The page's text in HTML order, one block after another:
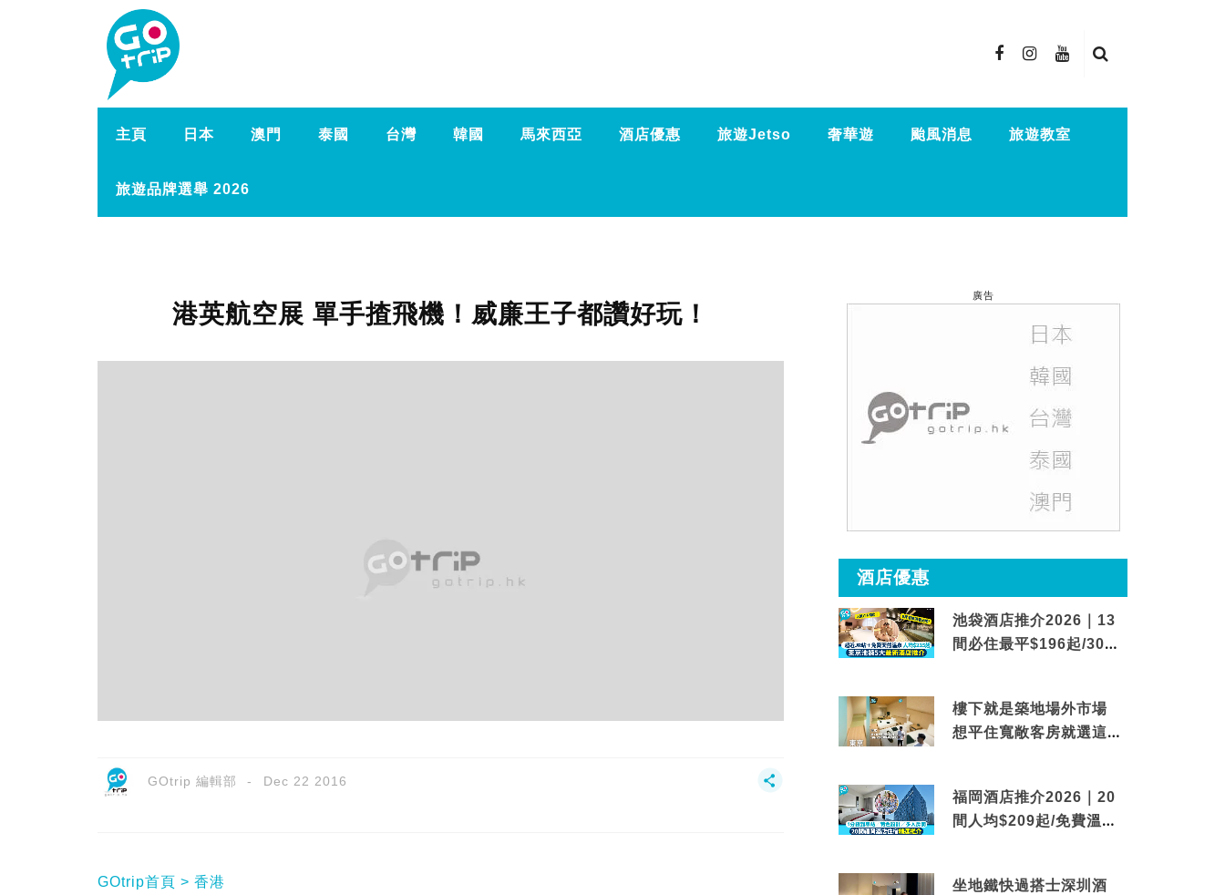
主頁 日本 澳門 泰國 台灣 韓國 馬來西亞 酒店優惠 旅遊Jetso 奢華遊 颱風消息 旅遊教室
旅遊品牌選舉 2026
港英航空展 單手揸飛機！威廉王子都讚好玩！
GOtrip 編輯部 Dec 22 2016
GOtrip首頁 香港
廣告
酒店優惠
池袋酒店推介2026｜13
間必住最平$196起/30秒
樓下就是築地場外市場
想平住寬敞客房就選這間
福岡酒店推介2026｜20
間人均$209起/免費溫泉/
坐地鐵快過搭士深圳酒